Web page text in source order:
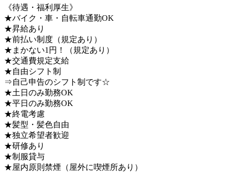
《待遇・福利厚生》
★バイク・車・自転車通勤OK
★昇給あり
★前払い制度（規定あり）
★まかない1円！（規定あり）
★交通費規定支給
★自由シフト制
⇒自己申告のシフト制です☆
★土日のみ勤務OK
★平日のみ勤務OK
★終電考慮
★髪型・髪色自由
★独立希望者歓迎
★研修あり
★制服貸与
★屋内原則禁煙（屋外に喫煙所あり）